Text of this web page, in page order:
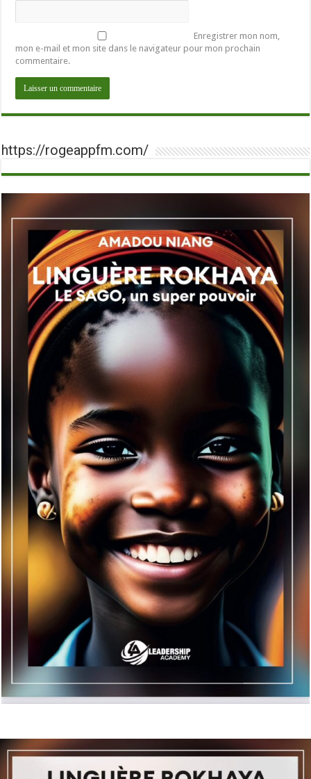
Enregistrer mon nom,
mon e-mail et mon site dans le navigateur pour mon prochain
commentaire.
https://rogeappfm.com/